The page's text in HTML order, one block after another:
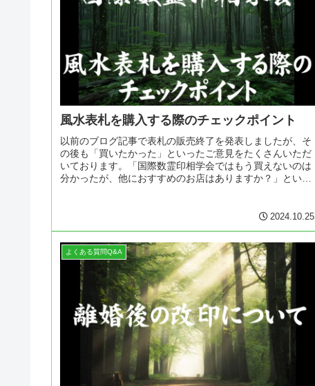
風水表札を購入する際のチェックポイント
以前のブログ記事で表札の販売終了を発表しましたが、そ
の後も「買いたかった」といったご意見をたくさんいただ
いております。「国際数霊印相学会ではもう買えないのは
分かったが、他におすすめのお店はありますか？」といっ
2024.10.25
よくある質問Q&A